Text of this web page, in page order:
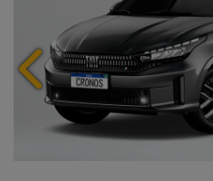
Anterior